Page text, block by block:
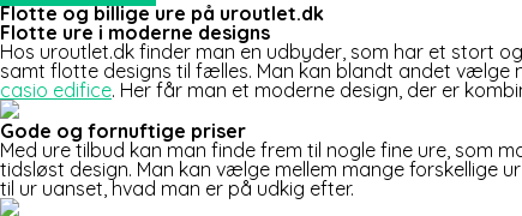
Flotte og billige ure på uroutlet.dk
Flotte ure i moderne designs
Hos uroutlet.dk finder man en udbyder, som har et stort
samt flotte designs til fælles. Man kan blandt andet vælge
casio edifice. Her får man et moderne design, der er
Gode og fornuftige priser
Med ure tilbud kan man finde frem til nogle fine ure, som
tidsløst design. Man kan vælge mellem mange forskellige
til ur uanset, hvad man er på udkig efter.